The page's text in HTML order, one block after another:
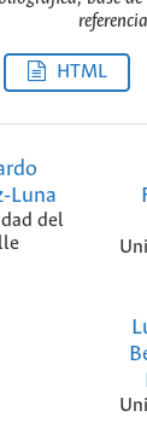
HTML
Luna
del